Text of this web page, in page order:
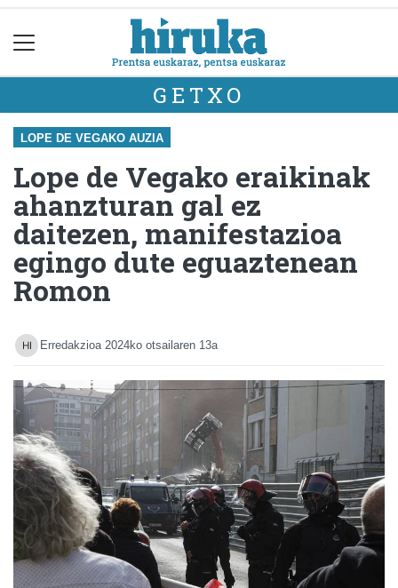
GETXO
LOPE DE VEGAKO AUZIA
Lope de Vegako eraikinak
ahanzturan gal ez
daitezen, manifestazioa
egingo dute eguaztenean
Romon
Erredakzioa 2024ko otsailaren 13a